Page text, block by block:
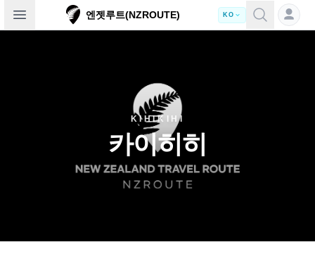
Open sidebar 엔젯루트(NZROUTE) KO
KIHIKIHI
카이히히